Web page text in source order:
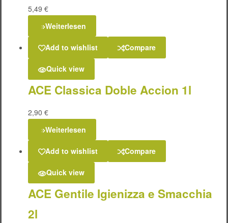
5,49 €
Weiterlesen
Add to wishlist Compare
Quick view
ACE Classica Doble Accion 1l
2,90 €
Weiterlesen
Add to wishlist Compare
Quick view
ACE Gentile Igienizza e Smacchia
2l